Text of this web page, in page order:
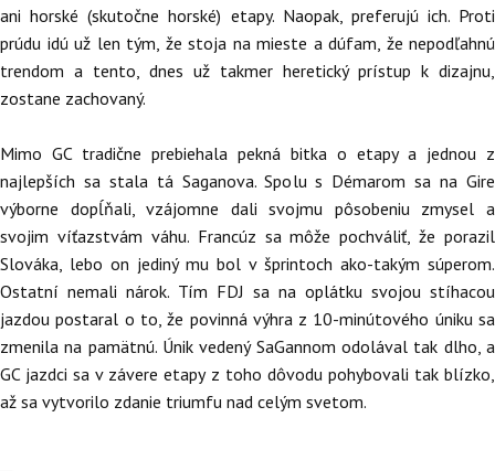
ani horské (skutočne horské) etapy. Naopak, preferujú ich. Proti
prúdu idú už len tým, že stoja na mieste a dúfam, že nepodľahnú
trendom a tento, dnes už takmer heretický prístup k dizajnu,
zostane zachovaný.
Mimo GC tradične prebiehala pekná bitka o etapy a jednou z
najlepších sa stala tá Saganova. Spolu s Démarom sa na Gire
výborne dopĺňali, vzájomne dali svojmu pôsobeniu zmysel a
svojim víťazstvám váhu. Francúz sa môže pochváliť, že porazil
Slováka, lebo on jediný mu bol v šprintoch ako-takým súperom.
Ostatní nemali nárok. Tím FDJ sa na oplátku svojou stíhacou
jazdou postaral o to, že povinná výhra z 10-minútového úniku sa
zmenila na pamätnú. Únik vedený SaGannom odolával tak dlho, a
GC jazdci sa v závere etapy z toho dôvodu pohybovali tak blízko,
až sa vytvorilo zdanie triumfu nad celým svetom.